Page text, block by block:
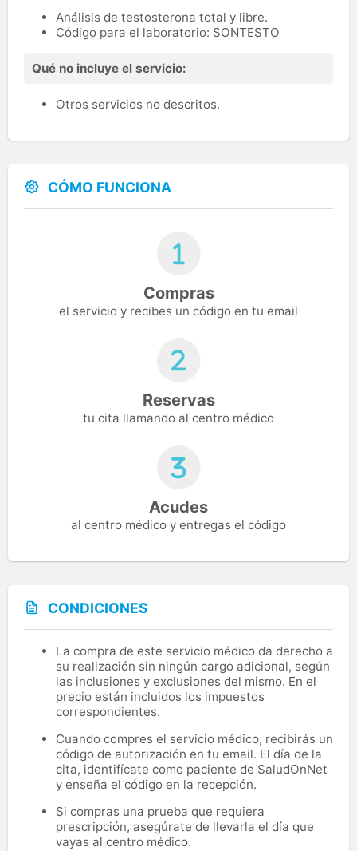
Análisis de testosterona total y libre.
Código para el laboratorio: SONTESTO
Qué no incluye el servicio:
Otros servicios no descritos.
CÓMO FUNCIONA
Compras
el servicio y recibes un código en tu email
Reservas
tu cita llamando al centro médico
Acudes
al centro médico y entregas el código
CONDICIONES
La compra de este servicio médico da derecho a
su realización sin ningún cargo adicional, según
las inclusiones y exclusiones del mismo. En el
precio están incluidos los impuestos
correspondientes.
Cuando compres el servicio médico, recibirás un
código de autorización en tu email. El día de la
cita, identifícate como paciente de SaludOnNet
y enseña el código en la recepción.
Si compras una prueba que requiera
prescripción, asegúrate de llevarla el día que
vayas al centro médico.